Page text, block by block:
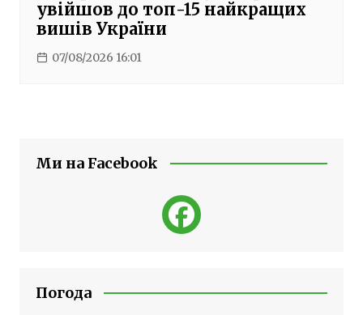
увійшов до топ-15 найкращих
вишів України
07/08/2026 16:01
Ми на Facebook
Погода